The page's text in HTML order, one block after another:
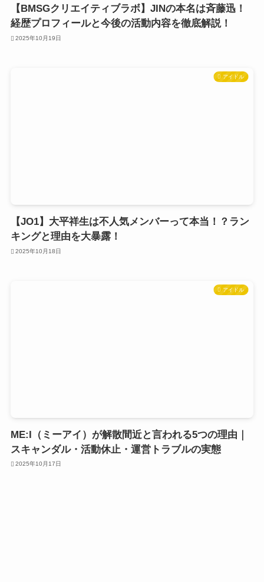
【BMSGクリエイティブラボ】JINの本名は斉藤迅！
経歴プロフィールと今後の活動内容を徹底解説！
2025年10月19日
アイドル
【JO1】大平祥生は不人気メンバーって本当！？ラン
キングと理由を大暴露！
2025年10月18日
アイドル
ME:I（ミーアイ）が解散間近と言われる5つの理由｜
スキャンダル・活動休止・運営トラブルの実態
2025年10月17日